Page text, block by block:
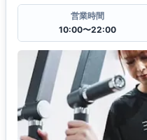
営業時間
10:00〜22:00